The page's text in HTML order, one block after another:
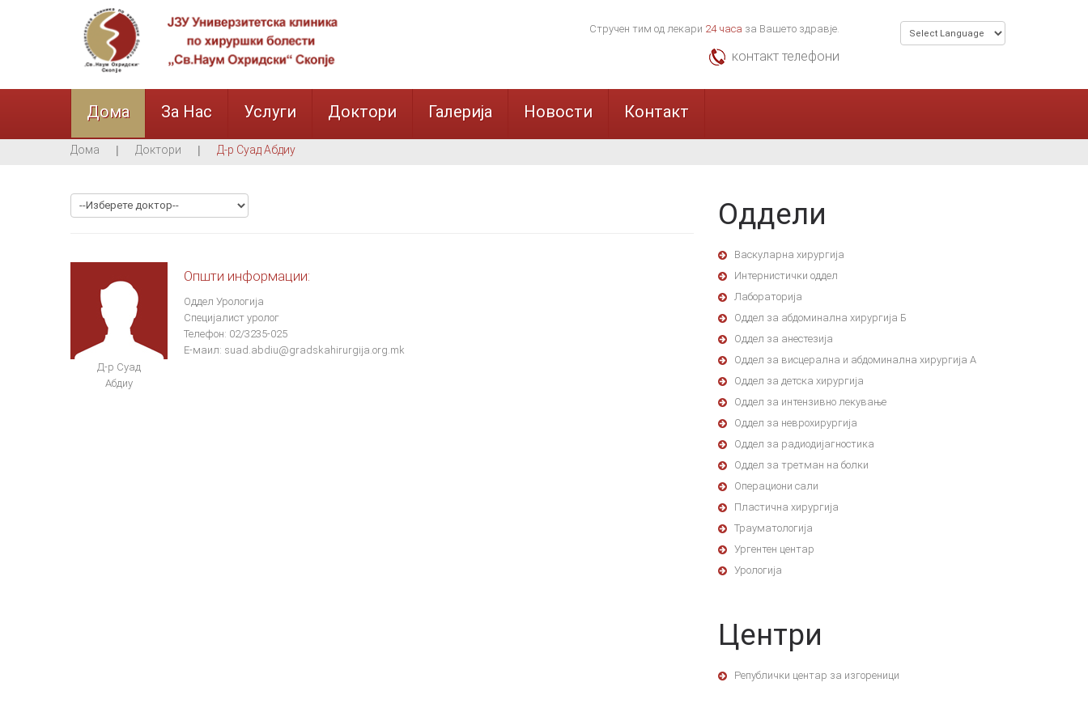
Стручен тим од лекари 24 часа за Вашето здравје.
контакт телефони
Дома За Нас Услуги Доктори Галерија Новости Контакт
Дома Доктори Д-р Суад Абдиу
Д-р Суад
Абдиу
Општи информации:
Оддел Урологија
Специјалист уролог
Телефон: 02/3235-025
Е-маил: suad.abdiu@gradskahirurgija.org.mk
Оддели
Васкуларна хирургија
Интернистички оддел
Лабораторија
Оддел за абдоминална хирургија Б
Оддел за анестезија
Оддел за висцерална и абдоминална хирургија А
Оддел за детска хирургија
Оддел за интензивно лекување
Оддел за неврохирургија
Оддел за радиодијагностика
Оддел за третман на болки
Операциони сали
Пластична хирургија
Трауматологија
Ургентен центар
Урологија
Центри
Републички центар за изгореници